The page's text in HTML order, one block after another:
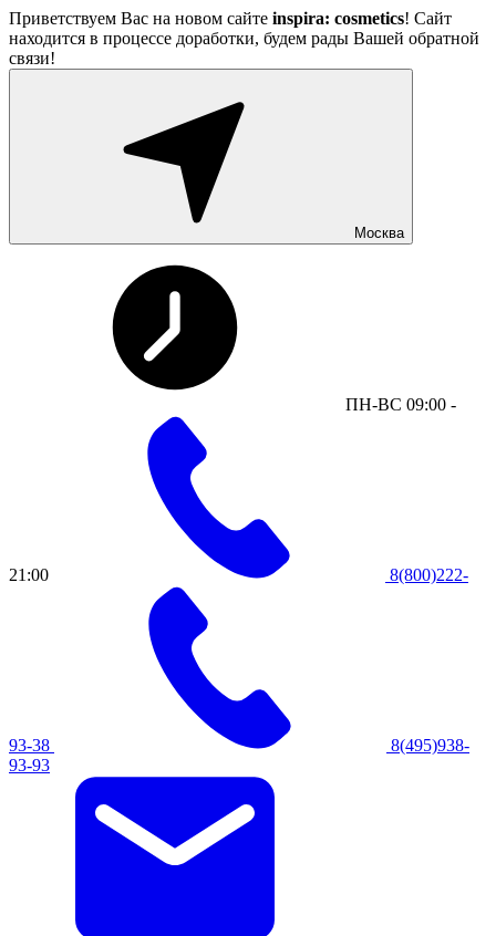
Приветствуем Вас на новом сайте inspira: cosmetics! Сайт
находится в процессе доработки, будем рады Вашей обратной
связи!
Москва
ПН-ВС 09:00 -
21:00 8(800)222-
93-38
8(495)938-
93-93